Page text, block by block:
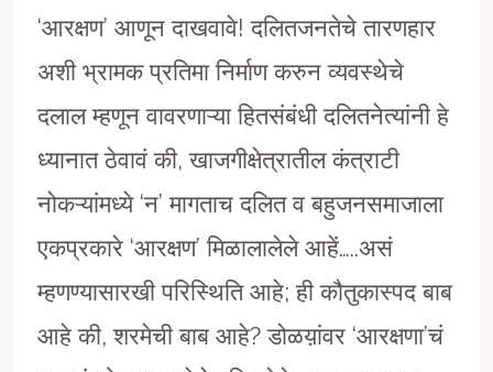
‘आरक्षण’ आणून दाखवावे! दलितजनतेचे तारणहार
अशी भ्रामक प्रतिमा निर्माण करुन व्यवस्थेचे
दलाल म्हणून वावरणाऱ्या हितसंबंधी दलितनेत्यांनी हे
ध्यानात ठेवावं की, खाजगीक्षेत्रातील कंत्राटी
नोकऱ्यांमध्ये ‘न’ मागताच दलित व बहुजनसमाजाला
एकप्रकारे ‘आरक्षण’ मिळालालेले आहें…..असं
म्हणण्यासारखी परिस्थिति आहे; ही कौतुकास्पद बाब
आहे की, शरमेची बाब आहे? डोळय़ांवर ‘आरक्षणा’चं